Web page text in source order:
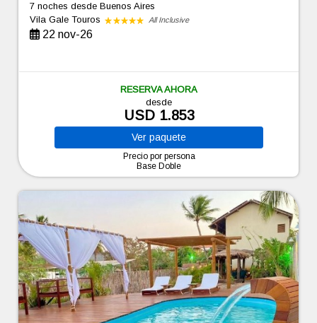
7 nochesdesde Buenos Aires
Vila Gale Touros
All Inclusive
22 nov-26
RESERVA AHORA
desde
USD 1.853
Ver paquete
Precio por persona
Base Doble